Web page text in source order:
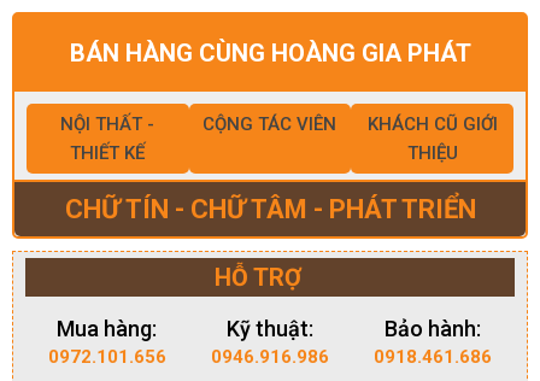
BÁN HÀNG CÙNG HOÀNG GIA PHÁT
NỘI THẤT -
THIẾT KẾ
CỘNG TÁC VIÊN
KHÁCH CŨ GIỚI
THIỆU
CHỮ TÍN - CHỮ TÂM - PHÁT TRIỂN
HỖ TRỢ
Mua hàng:
0972.101.656
Kỹ thuật:
0946.916.986
Bảo hành:
0918.461.686